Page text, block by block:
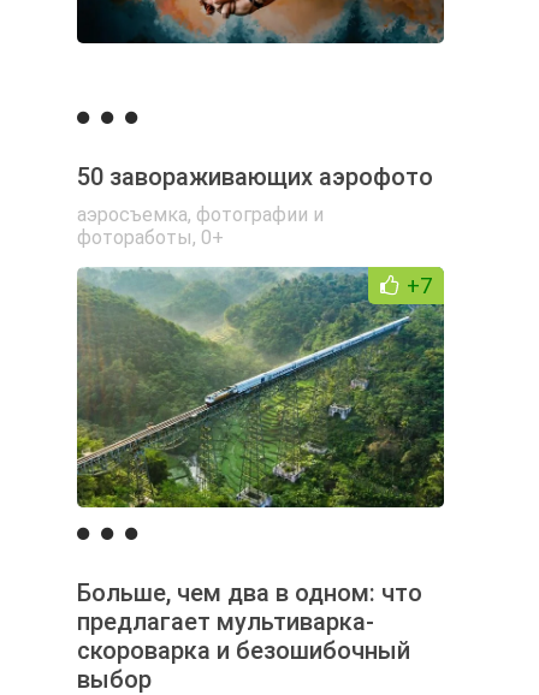
50 завораживающих аэрофото
аэросъемка, фотографии и
фотоработы, 0+
+7
Больше, чем два в одном: что
предлагает мультиварка-
скороварка и безошибочный
выбор